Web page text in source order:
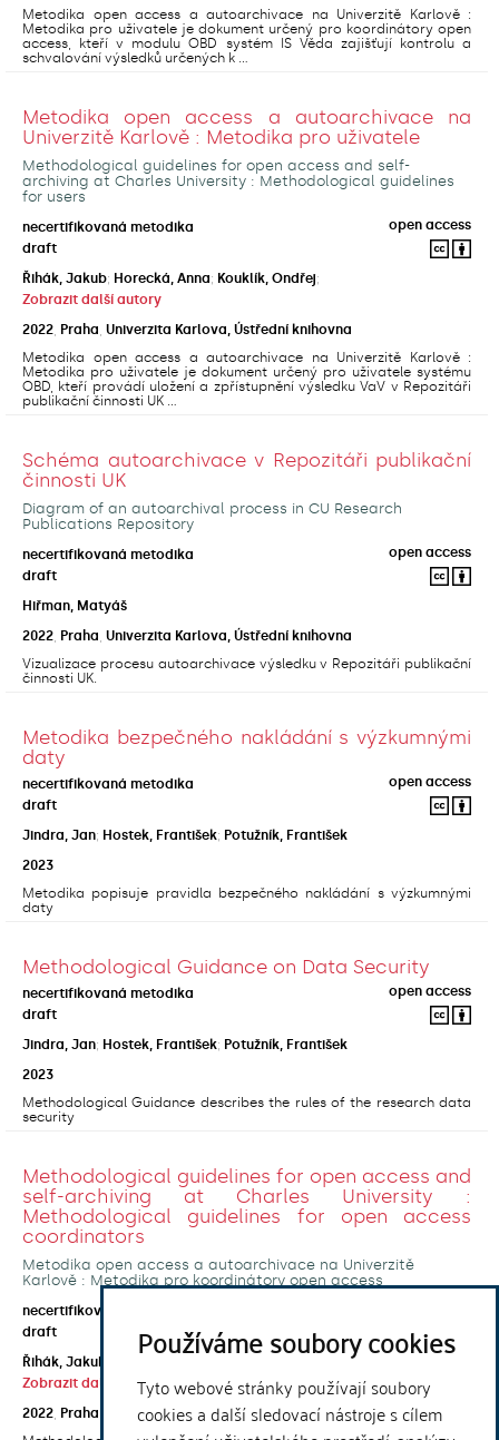
Používáme soubory cookies
Tyto webové stránky používají soubory
cookies a další sledovací nástroje s cílem
Metodika open access a autoarchivace na Univerzitě Karlově :
Metodika pro uživatele je dokument určený pro koordinátory open
access, kteří v modulu OBD systém IS Věda zajišťují kontrolu a
schvalování výsledků určených k ...
Metodika open access a autoarchivace na
Univerzitě Karlově : Metodika pro uživatele
Methodological guidelines for open access and self-
archiving at Charles University : Methodological guidelines
for users
necertifikovaná metodika
open access
draft
Řihák, Jakub; Horecká, Anna; Kouklík, Ondřej;
Zobrazit další autory
2022 Praha Univerzita Karlova, Ústřední knihovna
Metodika open access a autoarchivace na Univerzitě Karlově :
Metodika pro uživatele je dokument určený pro uživatele systému
OBD, kteří provádí uložení a zpřístupnění výsledku VaV v Repozitáři
publikační činnosti UK ...
Schéma autoarchivace v Repozitáři publikační
činnosti UK
Diagram of an autoarchival process in CU Research
Publications Repository
necertifikovaná metodika
open access
draft
Hiřman, Matyáš
2022 Praha Univerzita Karlova, Ústřední knihovna
Vizualizace procesu autoarchivace výsledku v Repozitáři publikační
činnosti UK.
Metodika bezpečného nakládání s výzkumnými
daty
necertifikovaná metodika
open access
draft
Jindra, Jan; Hostek, František; Potužník, František
2023
Metodika popisuje pravidla bezpečného nakládání s výzkumnými
daty
Methodological Guidance on Data Security
necertifikovaná metodika
open access
draft
Jindra, Jan; Hostek, František; Potužník, František
2023
Methodological Guidance describes the rules of the research data
security
Methodological guidelines for open access and
self-archiving at Charles University :
Methodological guidelines for open access
coordinators
Metodika open access a autoarchivace na Univerzitě
Karlově : Metodika pro koordinátory open access
necertifikovaná metodika
draft
Řihák, Jakub
Zobrazit další autory
2022 Praha
Univerzita Karlova, Ústřední knihovna